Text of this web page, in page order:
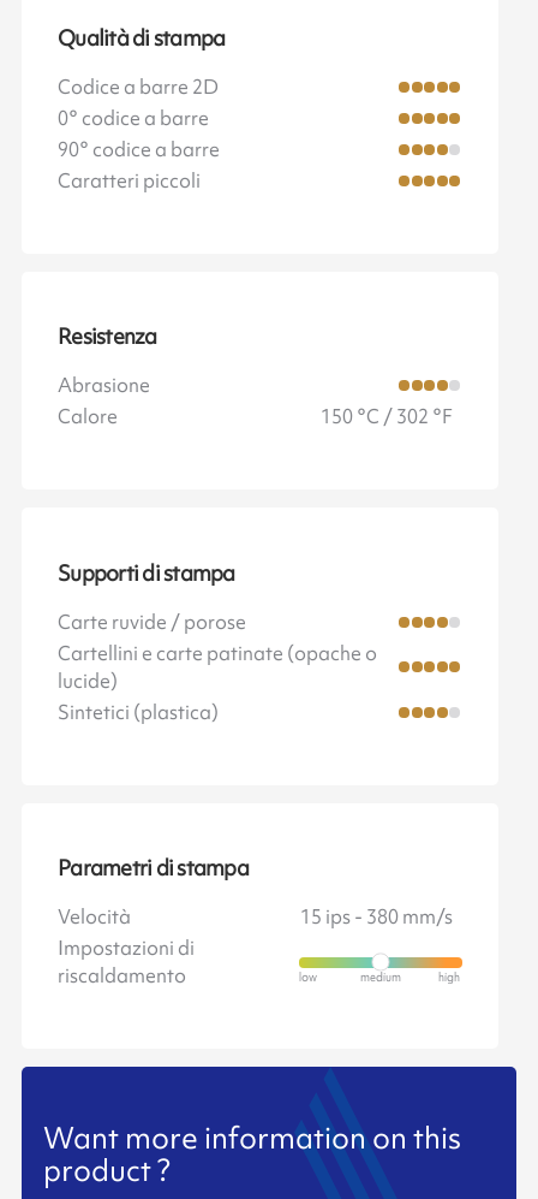
Qualità di stampa
Codice a barre 2D
0° codice a barre
90° codice a barre
Caratteri piccoli
Resistenza
Abrasione
Calore
150 °C / 302 °F
Supporti di stampa
Carte ruvide / porose
Cartellini e carte patinate (opache o
lucide)
Sintetici (plastica)
Parametri di stampa
Velocità
15 ips - 380 mm/s
Impostazioni di
riscaldamento
Want more information on this
product ?